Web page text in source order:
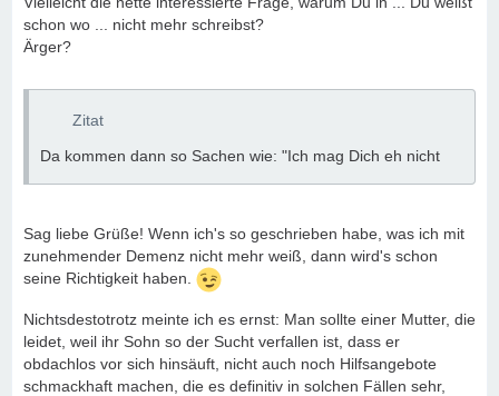
schon wo ... nicht mehr schreibst?
Ärger?
Zitat
Da kommen dann so Sachen wie: "Ich mag Dich eh nicht
Sag liebe Grüße! Wenn ich's so geschrieben habe, was ich mit
zunehmender Demenz nicht mehr weiß, dann wird's schon
seine Richtigkeit haben.
Nichtsdestotrotz meinte ich es ernst: Man sollte einer Mutter, die
leidet, weil ihr Sohn so der Sucht verfallen ist, dass er
obdachlos vor sich hinsäuft, nicht auch noch Hilfsangebote
schmackhaft machen, die es definitiv in solchen Fällen sehr,